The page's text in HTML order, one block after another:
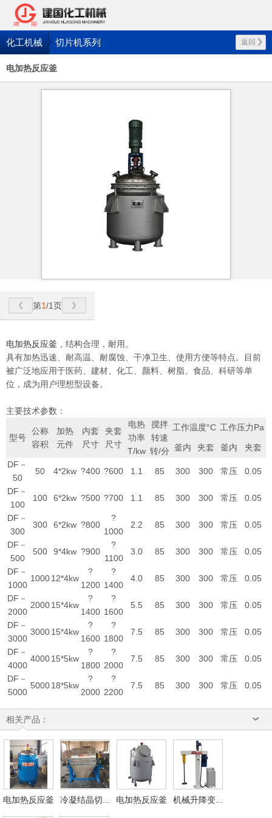
化工机械 返回
切片机系列
电加热反应釜
第1/1页
电加热反应釜 ，结构合理，耐用。
具有加热迅速、耐高温、耐腐蚀、干净卫生、使用方便等特点。目前
被广泛地应用于医药、建材、化工、颜料、树脂、食品、科研等单
位，成为用户理想型设备。
主要技术参数：
型号
公称
容积
加热
元件
内套
尺寸
夹套
尺寸
电热
功率
T/kw
搅拌
转速
转/分
工作温度°C 工作压力Pa
釜内 夹套 釜内
夹套
DF－
50
50 4*2kw ?400 ?600 1.1 85 300 300 常压 0.05
DF－
100
100 6*2kw ?500 ?700 1.1 85 300 300 常压 0.05
DF－
300
300 6*2kw ?800
?
1000
2.2 85 300 300 常压 0.05
DF－
500
500 9*4kw ?900
?
1100
3.0 85 300 300 常压 0.05
DF－
1000
1000 12*4kw
?
1200
?
1400
4.0 85 300 300 常压 0.05
DF－
2000
2000 15*4kw
?
1400
?
1600
5.5 85 300 300 常压 0.05
DF－
3000
3000 15*4kw
?
1600
?
1800
7.5 85 300 300 常压 0.05
DF－
4000
4000 15*5kw
?
1800
?
2000
7.5 85 300 300 常压 0.05
DF－
5000
5000 18*5kw
?
2000
?
2200
7.5 85 300 300 常压 0.05
相关产品：
电加热反应釜 冷凝结晶切... 电加热反应釜 机械升降变...